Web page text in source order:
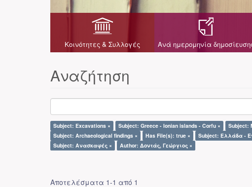
Κοινότητες & Συλλογές Ανά ημερομηνία
Αναζήτηση
Subject: Excavations × Subject: Greece - Ionian islands - Corfu ×
Subject:
Subject: Archaeological findings ×
Has File(s): true × Subject: Ελλάδα -
Subject: Ανασκαφές ×
Author: Δοντάς, Γεώργιος ×
Αποτελέσματα 1-1 από 1